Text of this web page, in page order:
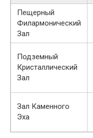
Пещерный
Филармонический
Зал
Подземный
Кристаллический
Зал
Зал Каменного
Эха